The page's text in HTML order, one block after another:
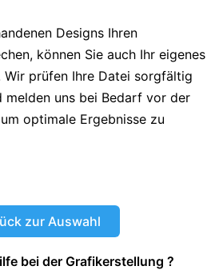
Designs Ihren
können Sie auch Ihr eigenes
Wir prüfen Ihre Datei sorgfältig
melden uns bei Bedarf vor der
optimale Ergebnisse zu
Berge1
Berge2
Berge3
Berge4
Berge5
Berge6
Berge7
Berge 8
Berge9
Berge10
Berge11
Berge12
Berge13
Berge14
Berge15
Berge16
Berge17
Berge18
Berge19
Berge20
Berge21
Berge22
Berge23
Berge24
Berge25
Berge26
Berge27
Berge28
Berge29
Berge30
Berge31
Berge32
Berge33
Berge34
zur Auswahl
bei der Grafikerstellung ?